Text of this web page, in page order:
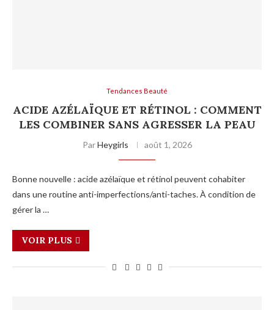
Tendances Beauté
ACIDE AZÉLAÏQUE ET RÉTINOL : COMMENT
LES COMBINER SANS AGRESSER LA PEAU
ParHeygirls août 1, 2026
Bonne nouvelle : acide azélaïque et rétinol peuvent cohabiter
dans une routine anti-imperfections/anti-taches. À condition de
gérer la …
VOIR PLUS